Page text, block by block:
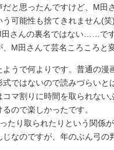
と思ったんですけど、M田
可能性も捨てきれません(笑)
田さんの裏名ではない……で
M田さんて芸名ころころと
うで何よりです。普通の漫
ではないので読みづらいと
マ割りに時間を取られない
ので楽しかったです。
たり取られたりという関係
なのですが、年のぶん弓の